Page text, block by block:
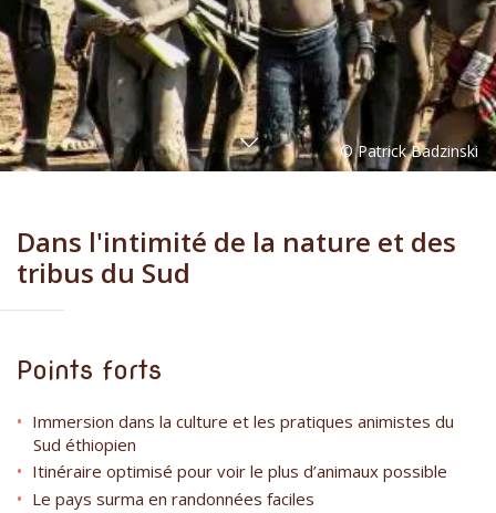
Dans l'intimité de la nature et des
tribus du Sud
Points forts
Immersion dans la culture et les pratiques animistes du
Sud éthiopien
Itinéraire optimisé pour voir le plus d’animaux possible
Le pays surma en randonnées faciles